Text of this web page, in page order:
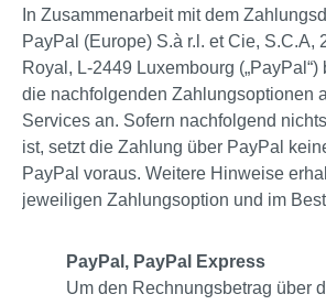
In Zusammenarbeit mit dem
PayPal (Europe) S.à r.l. et Cie, S.C.A,
Royal, L-2449 Luxembourg
die nachfolgenden Zahlungsoptionen
Services an. Sofern nachfolgend
ist, setzt die Zahlung über PayPal
PayPal voraus. Weitere Hinweise
jeweiligen Zahlungsoption und im
PayPal, PayPal Express
Um den Rechnungsbetrag über